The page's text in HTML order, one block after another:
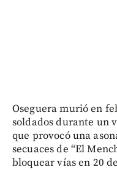
Oseguera murió en
soldados durante un
que provocó una
secuaces de “El
bloquear vías en 20